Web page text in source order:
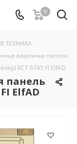
0
ТЕХНИКА -
варочные панели
KCT 6745 FI ElfAD
панель
ElfAD